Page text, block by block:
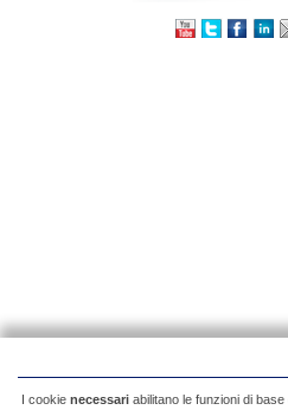
I cookie necessari abilitano le funzioni di